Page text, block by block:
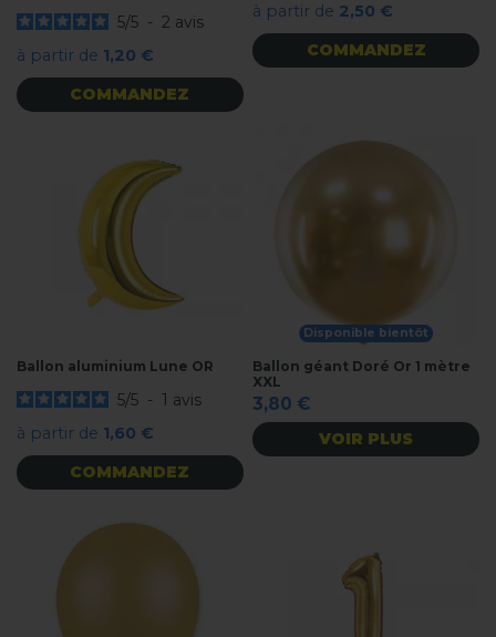
5/5 - 2 avis
à partir de 1,20 €
COMMANDEZ
à partir de 2,50 €
COMMANDEZ
Ballon aluminium Lune OR
5/5 - 1 avis
à partir de 1,60 €
COMMANDEZ
Disponible bientôt
Ballon géant Doré Or 1 mètre
XXL
3,80 €
VOIR PLUS